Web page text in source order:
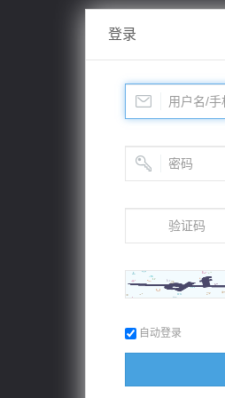
登录
自动登录